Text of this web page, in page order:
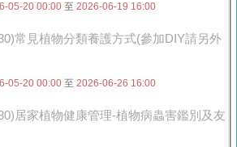
05-20 00:00 至 2026-06-19 16:00
常見植物分類養護方式(參加DIY請另外
05-20 00:00 至 2026-06-26 16:00
居家植物健康管理-植物病蟲害鑑別及友